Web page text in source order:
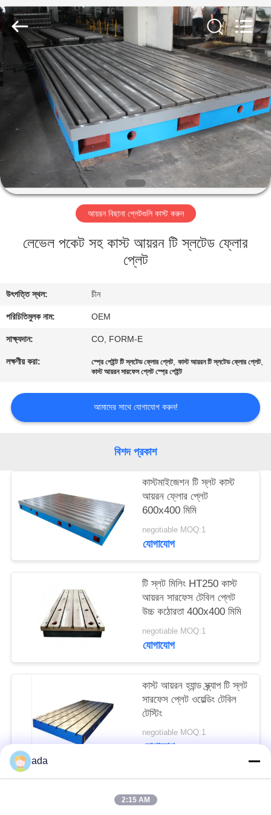
বাড়ি
পণ্য
আমাদের
সম্পর্কে
কারখানা
যোগাযোগ
করুন
উদ্ধৃতির
সাইট
ম্যাপ
PRIVACY
POLICY
Famous
International
Trading
Co.,
Reserved.
আয়রন বিছানা প্লেটগুলি কাস্ট করুন
লেভেল পকেট সহ কাস্ট আয়রন টি স্লটেড ফ্লোর
প্লেট
উৎপত্তি স্থল: চীন
পরিচিতিমুলক নাম: OEM
সাক্ষ্যদান: CO, FORM-E
লক্ষণীয় করা: স্প্রে পেইন্ট টি স্লটেড ফ্লোর প্লেট,কাস্ট আয়রন টি স্লটেড ফ্লোর প্লেট,
কাস্ট আয়রন সারফেস প্লেট স্প্রে পেইন্ট
আমাদের সাথে যোগাযোগ করুন!
বিশদ প্রকাশ
কাস্টমাইজেশন টি স্লট কাস্ট
আয়রন ফ্লোর প্লেট
600x400 মিমি
negotiable MOQ:1
যোগাযোগ
টি স্লট মিলিং HT250 কাস্ট
আয়রন সারফেস টেবিল প্লেট
উচ্চ কঠোরতা 400x400 মিমি
negotiable MOQ:1
যোগাযোগ
কাস্ট আয়রন হ্যান্ড স্ক্র্যাপ টি স্লট
সারফেস প্লেট ওয়েল্ডিং টেবিল
টেস্টিং
negotiable MOQ:1
যোগাযোগ
ada
2:15 AM